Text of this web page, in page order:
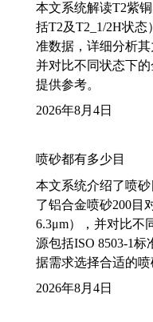
本文系统解读T2紫
括T2及T2_1/2H状态
准数据，详细分析其
并对比不同状态下
提供参考。
2026年8月4日
喷砂都有多少目
本文系统介绍了喷
了铝合金喷砂200目
6.3μm），并对比不
源包括ISO 8503-1
据需求选择合适的喷
2026年8月4日